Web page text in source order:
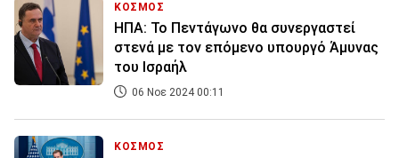
ΚΟΣΜΟΣ
ΗΠΑ: Το Πεντάγωνο θα συνεργαστεί
στενά με τον επόμενο υπουργό Άμυνας
του Ισραήλ
06 Νοε 2024 00:11
ΚΟΣΜΟΣ